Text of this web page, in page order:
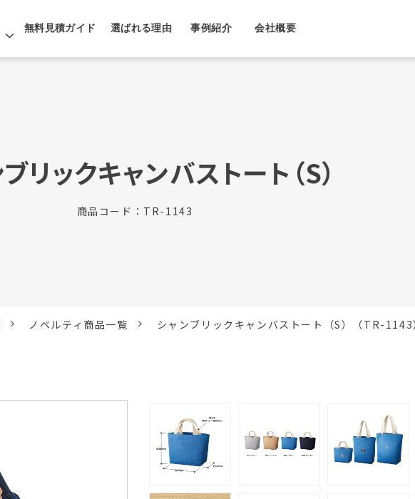
無料見積ガイド 選ばれる理由 事例紹介 会社概要
リックキャンバストート（S）
商品コード：TR-1143
ノベルティ商品一覧 シャンブリックキャンバストート（S）（TR-1143